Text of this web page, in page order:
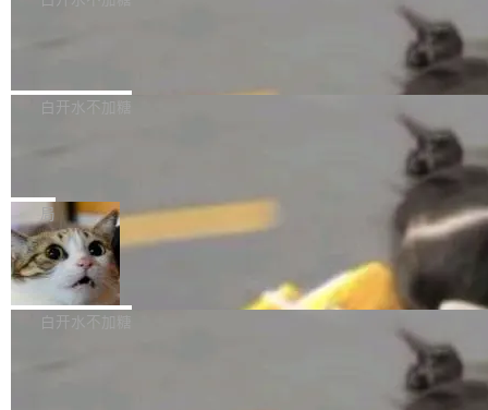
w 不要求标准普通话，方言识别覆盖粤语、吴语
容提供的字体时出现的几个问题 为避免音频加
质的最低采样率）的音频格式将被拒绝 修复了 C
SS 圆角虚线样式中可能存在的问题 如果表单中
的图像元素不在同一个子树中，则它们将不再关
联 加...
发布的 Release Notes，他利用 AI 工具（如 Co
最强的若干项。对于尚未正式发版的 PG 19，则
通过拉取过去一年内（从 PG 18 Beta1 时间点
至今）的所有 commit，同样交由 AI 分析提炼。
经过人工复核，准确度令人满意。这一方法也为
社区爱好者提供了高效跟踪新版本的思路。
白开水不加糖
维护工作一直与我的日常工作、家务、社交生活
和休闲娱乐竞争时间。" 这是 libexpat 维护者 S
ebastian Pipping 写在博客里的话。8 月 4 日，
他宣布了一个新消息：从 2026 年 8 月 1 日起，
他可以全职维护 libexpat 了，最长 6 个月。发
局
Firefox 153.0.3 发布
Firefox 153.0.3 现已发布，具体更新内容如
下： New Smart Window 包含多项增强功能：
白开水不加糖